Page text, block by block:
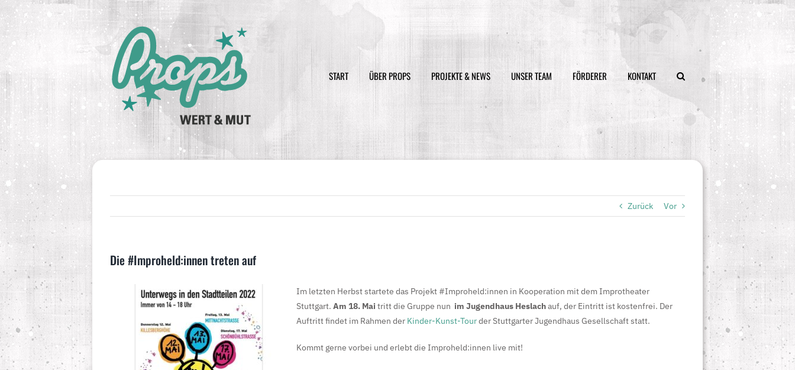
Inhalt
springen
START ÜBER PROPS PROJEKTE & NEWS UNSER TEAM FÖRDERER KONTAKT
Zurück Vor
Die #Improheld:innen treten auf
Im letzten Herbst startete das Projekt #Improheld:innen in Kooperation mit dem Improtheater
Stuttgart. Am 18. Mai tritt die Gruppe nun im Jugendhaus Heslachauf, der Eintritt ist kostenfrei. Der
Auftritt findet im Rahmen der Kinder-Kunst-Tourder Stuttgarter Jugendhaus Gesellschaft statt.
Kommt gerne vorbei und erlebt die Improheld:innen live mit!